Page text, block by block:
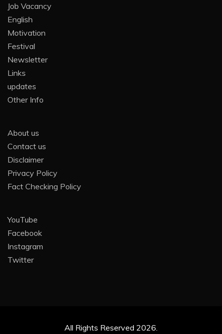
Job Vacancy
English
Motivation
Festival
Newsletter
Links
updates
Other Info
About us
Contact us
Disclaimer
Privacy Policy
Fact Checking Policy
YouTube
Facebook
Instagram
Twitter
All Rights Reserved 2026.